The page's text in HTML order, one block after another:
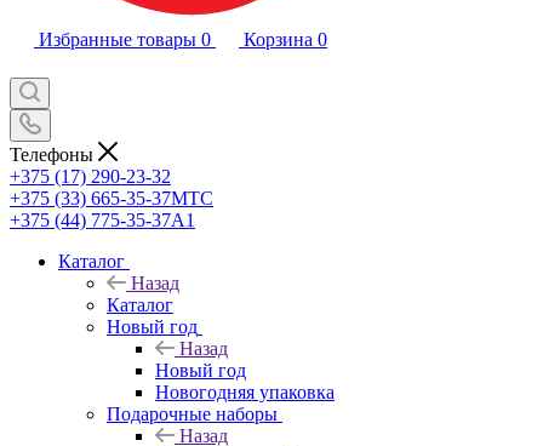
Избранные товары 0 Корзина 0
Телефоны
+375 (17) 290-23-32
+375 (33) 665-35-37МТС
+375 (44) 775-35-37А1
Каталог
Назад
Каталог
Новый год
Назад
Новый год
Новогодняя упаковка
Подарочные наборы
Назад